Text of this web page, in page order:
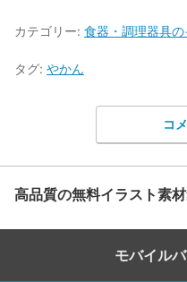
カテゴリー: 食器・調理器具の
タグ: やかん
コ
高品質の無料イラスト素
モバイル